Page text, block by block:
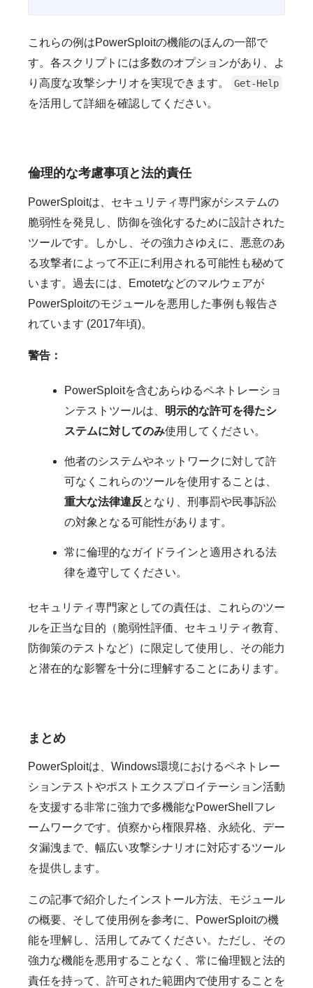
これらの例はPowerSploitの機能のほんの一部で
す。各スクリプトには多数のオプションがあり、よ
り高度な攻撃シナリオを実現できます。
Get-Help
を活用して詳細を確認してください。
倫理的な考慮事項と法的責任
PowerSploitは、セキュリティ専門家がシステムの
脆弱性を発見し、防御を強化するために設計された
ツールです。しかし、その強力さゆえに、悪意のあ
る攻撃者によって不正に利用される可能性も秘めて
います。過去には、Emotetなどのマルウェアが
PowerSploitのモジュールを悪用した事例も報告さ
れています (2017年頃)。
警告：
PowerSploitを含むあらゆるペネトレーショ
ンテストツールは、 明示的な許可を得たシ
ステムに対してのみ使用してください。
他者のシステムやネットワークに対して許
可なくこれらのツールを使用することは、
重大な法律違反 となり、刑事罰や民事訴訟
の対象となる可能性があります。
常に倫理的なガイドラインと適用される法
律を遵守してください。
セキュリティ専門家としての責任は、これらのツー
ルを正当な目的（脆弱性評価、セキュリティ教育、
防御策のテストなど）に限定して使用し、その能力
と潜在的な影響を十分に理解することにあります。
まとめ
PowerSploitは、Windows環境におけるペネトレー
ションテストやポストエクスプロイテーション活動
を支援する非常に強力で多機能なPowerShellフレ
ームワークです。偵察から権限昇格、永続化、デー
タ漏洩まで、幅広い攻撃シナリオに対応するツール
を提供します。
この記事で紹介したインストール方法、モジュール
の概要、そして使用例を参考に、PowerSploitの機
能を理解し、活用してみてください。ただし、その
強力な機能を悪用することなく、常に倫理観と法的
責任を持って、許可された範囲内で使用することを